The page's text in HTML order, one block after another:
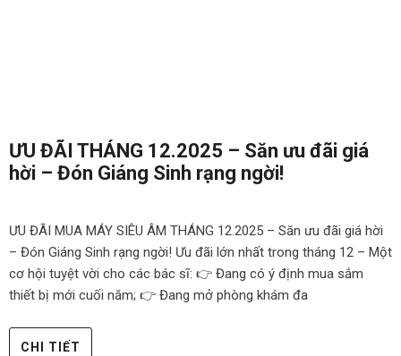
ƯU ĐÃI THÁNG 12.2025 – Săn ưu đãi giá
hời – Đón Giáng Sinh rạng ngời!
ƯU ĐÃI MUA MÁY SIÊU ÂM THÁNG 12.2025 – Săn ưu đãi giá hời
– Đón Giáng Sinh rạng ngời! Ưu đãi lớn nhất trong tháng 12 – Một
cơ hội tuyệt vời cho các bác sĩ: 👉 Đang có ý định mua sắm
thiết bị mới cuối năm; 👉 Đang mở phòng khám đa
CHI TIẾT